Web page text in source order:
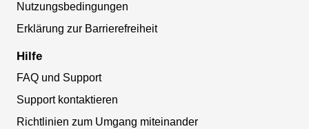
Nutzungsbedingungen
Erklärung zur Barrierefreiheit
Hilfe
FAQ und Support
Support kontaktieren
Richtlinien zum Umgang miteinander